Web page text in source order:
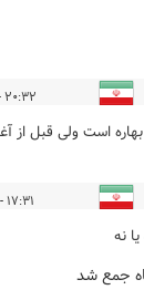
۲۰:۳۲ - ۱۴۰۳/۱۲/۲۵
است ولی قبل از
۱۷:۳۱ - ۱۴۰۳/۱۲/۲۷
جمع شد